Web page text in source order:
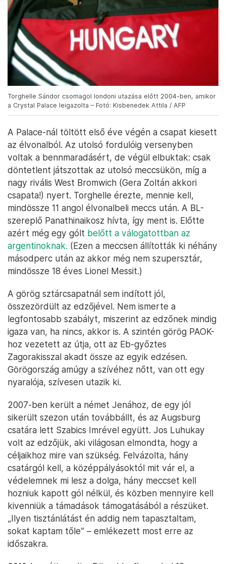
Torghelle Sándor csomagol londoni utazása előtt 2004-ben, amikor
a Crystal Palace leigazolta – Fotó: Kisbenedek Attila / AFP
A Palace-nál töltött első éve végén a csapat kiesett
az élvonalból. Az utolsó fordulóig versenyben
voltak a bennmaradásért, de végül elbuktak: csak
döntetlent játszottak az utolsó meccsükön, míg a
nagy rivális West Bromwich (Gera Zoltán akkori
csapata!) nyert. Torghelle érezte, mennie kell,
mindössze 11 angol élvonalbeli meccs után. A BL-
szereplő Panathinaikosz hívta, így ment is. Előtte
azért még egy gólt belőtt a válogatottban az
argentinoknak. (Ezen a meccsen állították ki néhány
másodperc után az akkor még nem szupersztár,
mindössze 18 éves Lionel Messit.)
A görög sztárcsapatnál sem indított jól,
összezördült az edzőjével. Nem ismerte a
legfontosabb szabályt, miszerint az edzőnek mindig
igaza van, ha nincs, akkor is. A szintén görög PAOK-
hoz vezetett az útja, ott az Eb-győztes
Zagorakisszal akadt össze az egyik edzésen.
Görögország amúgy a szívéhez nőtt, van ott egy
nyaralója, szívesen utazik ki.
2007-ben került a német Jenához, de egy jól
sikerült szezon után továbbállt, és az Augsburg
csatára lett Szabics Imrével együtt. Jos Luhukay
volt az edzőjük, aki világosan elmondta, hogy a
céljaikhoz mire van szükség. Felvázolta, hány
csatárgól kell, a középpályásoktól mit vár el, a
védelemnek mi lesz a dolga, hány meccset kell
hozniuk kapott gól nélkül, és közben mennyire kell
kivenniük a támadások támogatásából a részüket.
„Ilyen tisztánlátást én addig nem tapasztaltam,
sokat kaptam tőle” – emlékezett most erre az
időszakra.